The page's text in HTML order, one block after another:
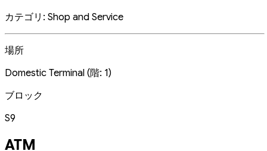
カテゴリ: Shop and Service
場所
Domestic Terminal (階: 1)
ブロック
S9
ATM